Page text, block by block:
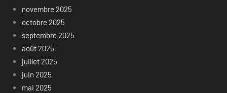
novembre 2025
octobre 2025
septembre 2025
août 2025
juillet 2025
juin 2025
mai 2025